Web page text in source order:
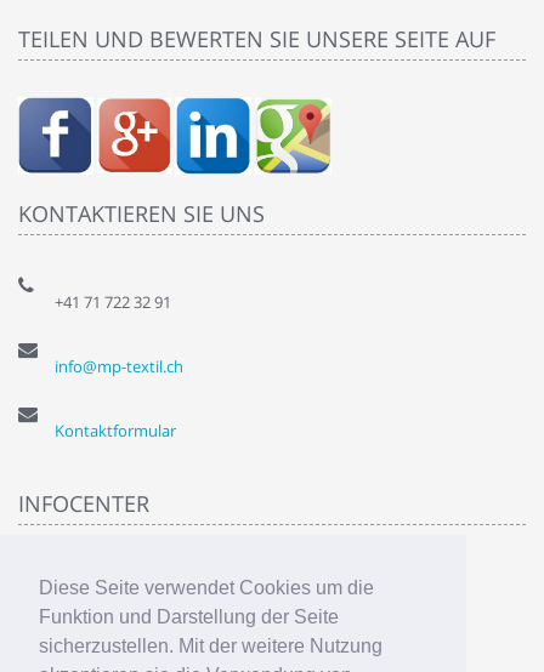
Diese Seite verwendet Cookies um die
Funktion und Darstellung der Seite
sicherzustellen. Mit der weitere Nutzung
TEILEN UND BEWERTEN SIE UNSERE SEITE AUF
KONTAKTIEREN SIE UNS
+41 71 722 32 91
info@mp-textil.ch
Kontaktformular
INFOCENTER
Privatsphähre
AGB
Liefer & Versandkosten
Sitemap